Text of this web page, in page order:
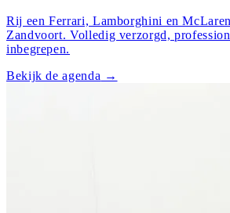
Rij een Ferrari, Lamborghini en
Zandvoort. Volledig verzorgd,
inbegrepen.
Bekijk de agenda →